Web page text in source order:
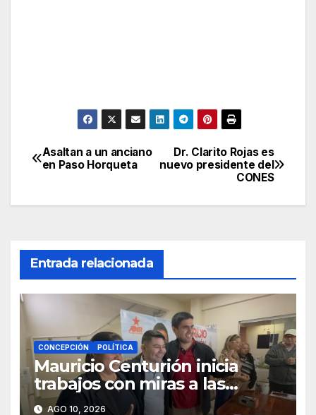
Navegación
Dr. Clarito Rojas es
nuevo presidente del
CONES
Asaltan a un anciano
en Paso Horqueta
Entrada relacionada
CONCEPCIÓN POLÍTICA
Mauricio Centurión inicia
trabajos con miras a las
municipales
AGO 10, 2026